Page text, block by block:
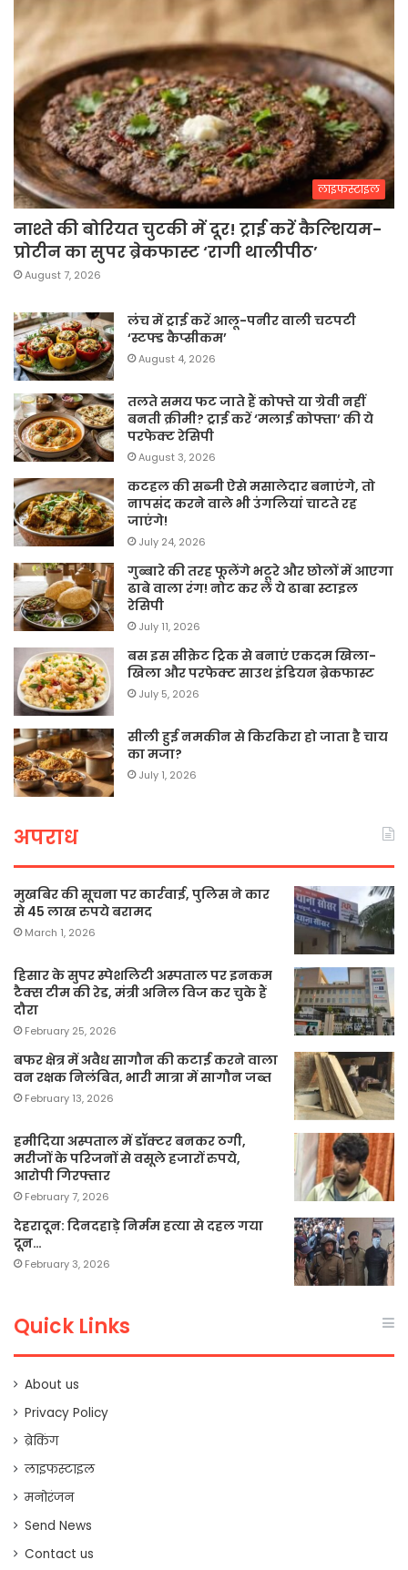
लाइफस्टाइल
नाश्ते की बोरियत चुटकी में दूर! ट्राई करें कैल्शियम-
प्रोटीन का सुपर ब्रेकफास्ट ‘रागी थालीपीठ’
August 7, 2026
लंच में ट्राई करें आलू-पनीर वाली चटपटी
‘स्टफ्ड कैप्सीकम’
August 4, 2026
तलते समय फट जाते हैं कोफ्ते या ग्रेवी नहीं
बनती क्रीमी? ट्राई करें ‘मलाई कोफ्ता’ की ये
परफेक्ट रेसिपी
August 3, 2026
कटहल की सब्जी ऐसे मसालेदार बनाएंगे, तो
नापसंद करने वाले भी उंगलियां चाटते रह
जाएंगे!
July 24, 2026
गुब्बारे की तरह फूलेंगे भटूरे और छोलों में आएगा
ढाबे वाला रंग! नोट कर लें ये ढाबा स्टाइल
रेसिपी
July 11, 2026
बस इस सीक्रेट ट्रिक से बनाएं एकदम खिला-
खिला और परफेक्ट साउथ इंडियन ब्रेकफास्ट
July 5, 2026
सीली हुई नमकीन से किरकिरा हो जाता है चाय
का मजा?
July 1, 2026
अपराध
मुखबिर की सूचना पर कार्रवाई, पुलिस ने कार
से 45 लाख रुपये बरामद
March 1, 2026
हिसार के सुपर स्पेशलिटी अस्पताल पर इनकम
टैक्स टीम की रेड, मंत्री अनिल विज कर चुके हैं
दौरा
February 25, 2026
बफर क्षेत्र में अवैध सागौन की कटाई करने वाला
वन रक्षक निलंबित, भारी मात्रा में सागौन जब्त
February 13, 2026
हमीदिया अस्पताल में डॉक्टर बनकर ठगी,
मरीजों के परिजनों से वसूले हजारों रुपये,
आरोपी गिरफ्तार
February 7, 2026
देहरादून: दिनदहाड़े निर्मम हत्या से दहल गया
दून…
February 3, 2026
Quick Links
About us
Privacy Policy
ब्रेकिंग
लाइफस्टाइल
मनोरंजन
Send News
Contact us